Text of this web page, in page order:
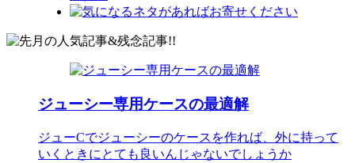
ジューシー専用ケースの最適解
ジューCでジューシーのケースを作れば、外に持って
いくときにとても良いんじゃないでしょうか